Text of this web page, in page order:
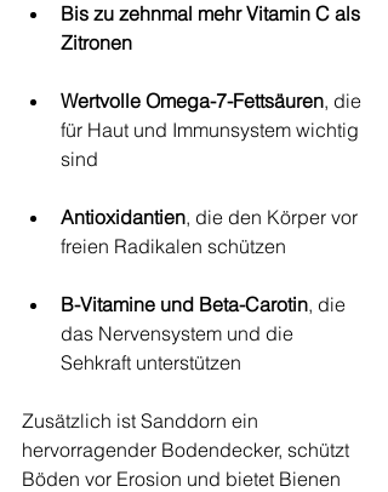
Bis zu zehnmal mehr Vitamin C als
Zitronen
Wertvolle Omega-7-Fettsäuren, die
für Haut und Immunsystem wichtig
sind
Antioxidantien, die den Körper vor
freien Radikalen schützen
B-Vitamine und Beta-Carotin, die
das Nervensystem und die
Sehkraft unterstützen
Zusätzlich ist Sanddorn ein
hervorragender Bodendecker, schützt
Böden vor Erosion und bietet Bienen